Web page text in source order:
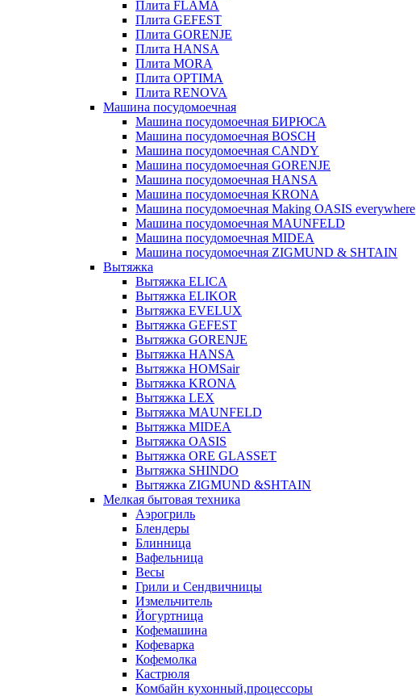
Плита FLAMA
Плита GEFEST
Плита GORENJE
Плита HANSA
Плита MORA
Плита OPTIMA
Плита RENOVA
Машина посудомоечная
Машина посудомоечная БИРЮСА
Машина посудомоечная BOSCH
Машина посудомоечная CANDY
Машина посудомоечная GORENJE
Машина посудомоечная HANSA
Машина посудомоечная KRONA
Машина посудомоечная Making OASIS everywhere
Машина посудомоечная MAUNFELD
Машина посудомоечная MIDEA
Машина посудомоечная ZIGMUND & SHTAIN
Вытяжка
Вытяжка ELICA
Вытяжка ELIKOR
Вытяжка EVELUX
Вытяжка GEFEST
Вытяжка GORENJE
Вытяжка HANSA
Вытяжка HOMSair
Вытяжка KRONA
Вытяжка LEX
Вытяжка MAUNFELD
Вытяжка MIDEA
Вытяжка OASIS
Вытяжка ORE GLASSET
Вытяжка SHINDO
Вытяжка ZIGMUND &SHTAIN
Мелкая бытовая техника
Аэрогриль
Блендеры
Блинница
Вафельница
Весы
Грили и Сендвичницы
Измельчитель
Йогуртница
Кофемашина
Кофеварка
Кофемолка
Кастрюля
Комбайн кухонный,процессоры